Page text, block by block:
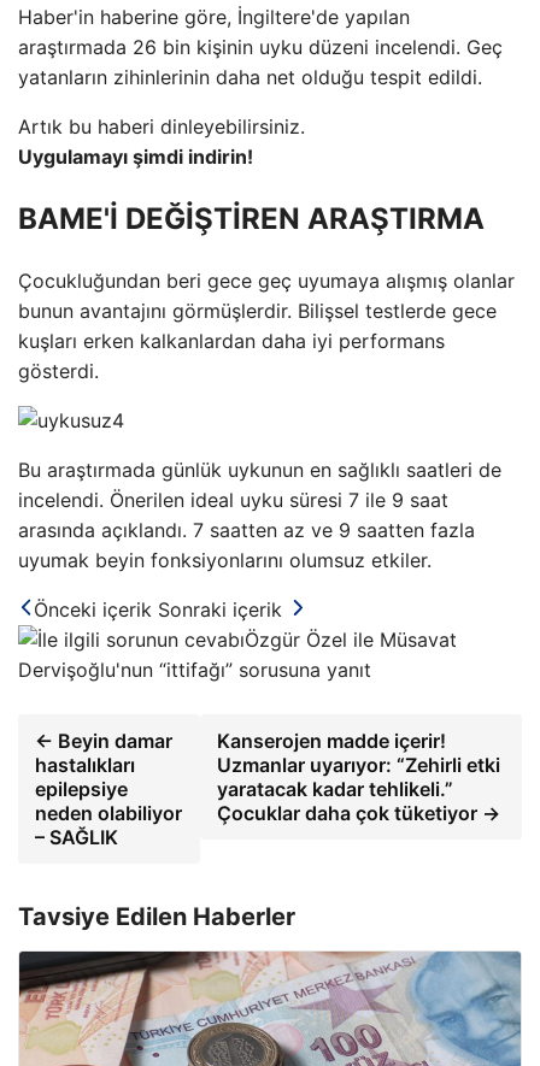
Haber'in haberine göre, İngiltere'de yapılan
araştırmada 26 bin kişinin uyku düzeni incelendi. Geç
yatanların zihinlerinin daha net olduğu tespit edildi.
Artık bu haberi dinleyebilirsiniz.
Uygulamayı şimdi indirin!
BAME'İ DEĞİŞTİREN ARAŞTIRMA
Çocukluğundan beri gece geç uyumaya alışmış olanlar
bunun avantajını görmüşlerdir. Bilişsel testlerde gece
kuşları erken kalkanlardan daha iyi performans
gösterdi.
Bu araştırmada günlük uykunun en sağlıklı saatleri de
incelendi. Önerilen ideal uyku süresi 7 ile 9 saat
arasında açıklandı. 7 saatten az ve 9 saatten fazla
uyumak beyin fonksiyonlarını olumsuz etkiler.
Önceki içerik Sonraki içerik
Özgür Özel ile Müsavat
Dervişoğlu'nun “ittifağı” sorusuna yanıt
← Beyin damar
hastalıkları
epilepsiye
neden olabiliyor
– SAĞLIK
Kanserojen madde içerir!
Uzmanlar uyarıyor: “Zehirli etki
yaratacak kadar tehlikeli.”
Çocuklar daha çok tüketiyor →
Tavsiye Edilen Haberler